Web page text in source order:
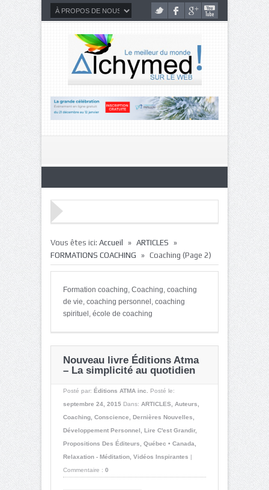
Vous êtes ici: Accueil » ARTICLES »
FORMATIONS COACHING » Coaching (Page 2)
Formation coaching, Coaching, coaching
de vie, coaching personnel, coaching
spirituel, école de coaching
Nouveau livre Éditions Atma
– La simplicité au quotidien
Posté par: Éditions ATMA inc.
Posté le:
septembre 24, 2015 Dans: ARTICLES Auteurs
Coaching Conscience Dernières Nouvelles
Développement Personnel
Lire C'est Grandir,
Propositions Des Éditeurs
Québec • Canada
Relaxation - Méditation Vidéos Inspirantes |
Commentaire : 0